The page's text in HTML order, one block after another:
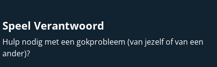
Speel Verantwoord
Hulp nodig met een gokprobleem (van jezelf of van een
ander)?